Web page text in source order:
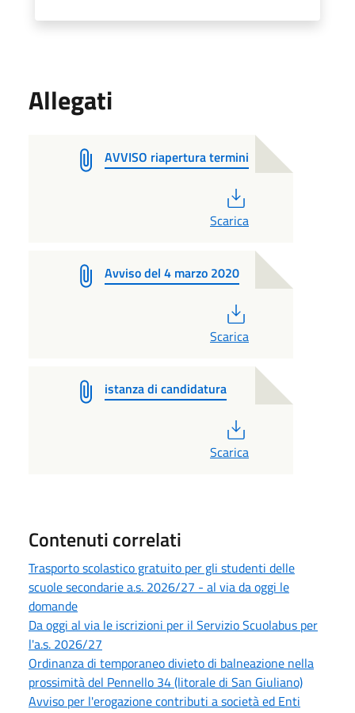
Allegati
AVVISO riapertura termini
Scarica
Avviso del 4 marzo 2020
Scarica
istanza di candidatura
Scarica
Contenuti correlati
Trasporto scolastico gratuito per gli studenti delle
scuole secondarie a.s. 2026/27 - al via da oggi le
domande
Da oggi al via le iscrizioni per il Servizio Scuolabus per
l'a.s. 2026/27
Ordinanza di temporaneo divieto di balneazione nella
prossimità del Pennello 34 (litorale di San Giuliano)
Avviso per l'erogazione contributi a società ed Enti